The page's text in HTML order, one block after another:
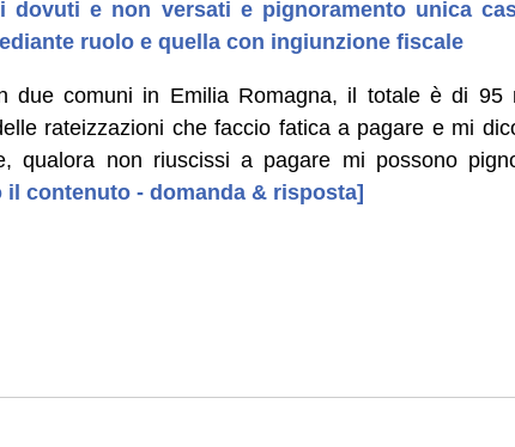
dovuti e non versati e pignoramento unica
ruolo e quella con ingiunzione fiscale
due comuni in Emilia Romagna, il totale è di 95
rateizzazioni che faccio fatica a pagare e mi
qualora non riuscissi a pagare mi possono
contenuto - domanda & risposta]